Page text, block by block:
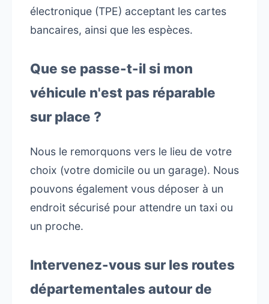
électronique (TPE) acceptant les cartes
bancaires, ainsi que les espèces.
Que se passe-t-il si mon
véhicule n'est pas réparable
sur place ?
Nous le remorquons vers le lieu de votre
choix (votre domicile ou un garage). Nous
pouvons également vous déposer à un
endroit sécurisé pour attendre un taxi ou
un proche.
Intervenez-vous sur les routes
départementales autour de